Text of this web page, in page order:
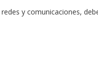
y comunicaciones,